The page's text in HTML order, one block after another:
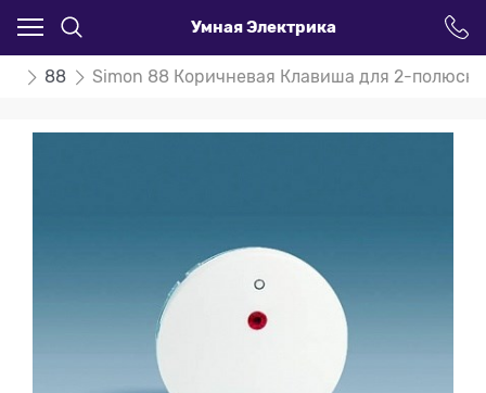
Умная Электрика
88 Simon 88 Коричневая Клавиша для 2-полюсн